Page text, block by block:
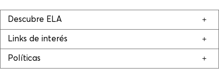
Descubre ELA
Links de interés
Políticas